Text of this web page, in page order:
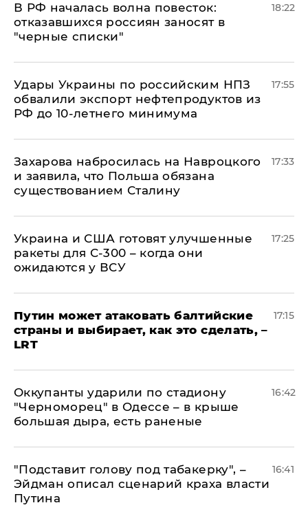
​В РФ началась волна повесток:
отказавшихся россиян заносят в
"черные списки"
18:22
Удары Украины по российским НПЗ
обвалили экспорт нефтепродуктов из
РФ до 10-летнего минимума
17:55
​Захарова набросилась на Навроцкого
и заявила, что Польша обязана
существованием Сталину
17:33
Украина и США готовят улучшенные
ракеты для С-300 – когда они
ожидаются у ВСУ
17:25
Путин может атаковать балтийские
страны и выбирает, как это сделать, –
LRT
17:15
Оккупанты ударили по стадиону
"Черноморец" в Одессе – в крыше
большая дыра, есть раненые
16:42
​"Подставит голову под табакерку", –
Эйдман описал сценарий краха власти
Путина
16:41